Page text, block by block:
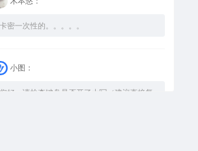
卡密一次性的。。。。。
小图：
您好，请检查键盘是否开了大写（建议直接复